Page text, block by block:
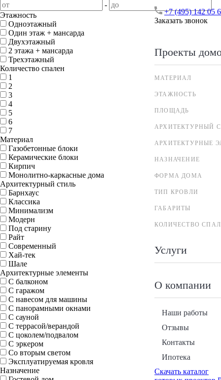
+7 (495) 142 05
Заказать звонок
Проекты
МАТЕРИАЛ
ЭТАЖНОСТЬ
ПЛОЩАДЬ
АРХИТЕКТУРНЫЙ
АРХИТЕКТУРНЫЕ
НАЗНАЧЕНИЕ
ФОРМА ДОМА
ТИП КРОВЛИ
ГАБАРИТЫ
КОЛИЧЕСТВО
Услуги
О компании
Наши работы
Отзывы
Контакты
Ипотека
Скачать каталог
-
Этажность
Одноэтажный
Один этаж + мансарда
Двухэтажный
2 этажа + мансарда
Трехэтажный
Количество спален
1
2
3
4
5
6
7
Материал
Газобетонные блоки
Керамические блоки
Кирпич
Монолитно-каркасные дома
Архитектурный стиль
Барнхаус
Классика
Минимализм
Модерн
Под старину
Райт
Современный
Хай-тек
Шале
Архитектурные элементы
С балконом
С гаражом
С навесом для машины
С панорамными окнами
С сауной
С террасой/верандой
С цоколем/подвалом
С эркером
Со вторым светом
Эксплуатируемая кровля
Назначение